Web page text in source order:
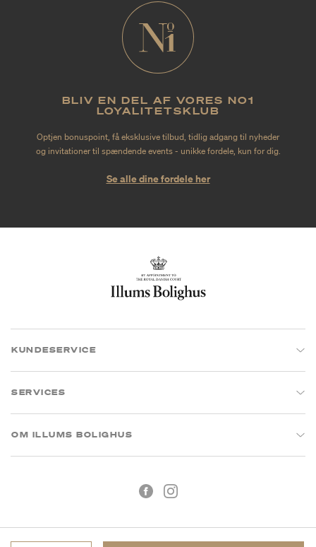
BLIV EN DEL AF VORES NO1
LOYALITETSKLUB
Optjen bonuspoint, få eksklusive tilbud, tidlig adgang til nyheder
og invitationer til spændende events - unikke fordele, kun for dig.
Se alle dine fordele her
KUNDESERVICE
SERVICES
OM ILLUMS BOLIGHUS